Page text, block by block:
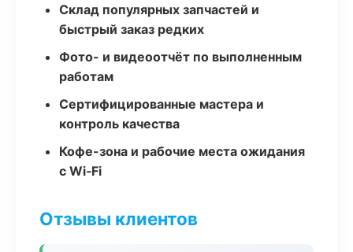
Склад популярных запчастей и
быстрый заказ редких
Фото- и видеоотчёт по выполненным
работам
Сертифицированные мастера и
контроль качества
Кофе-зона и рабочие места ожидания
с Wi‑Fi
Отзывы клиентов